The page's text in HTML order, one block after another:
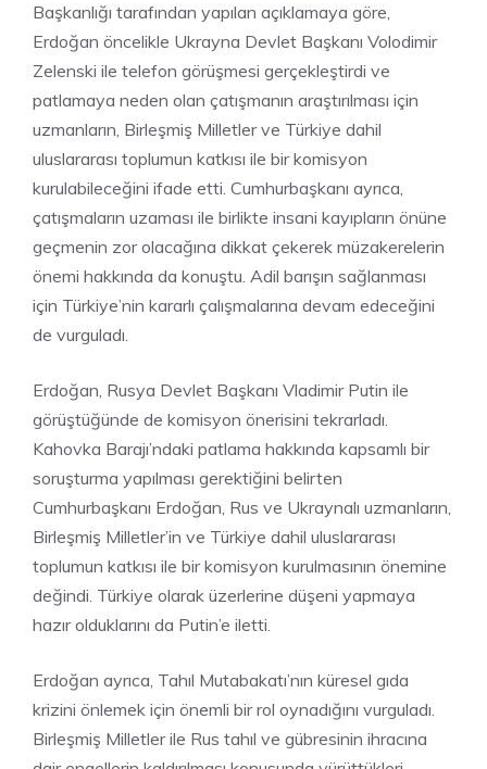
Başkanlığı tarafından yapılan açıklamaya göre,
Erdoğan öncelikle Ukrayna Devlet Başkanı Volodimir
Zelenski ile telefon görüşmesi gerçekleştirdi ve
patlamaya neden olan çatışmanın araştırılması için
uzmanların, Birleşmiş Milletler ve Türkiye dahil
uluslararası toplumun katkısı ile bir komisyon
kurulabileceğini ifade etti. Cumhurbaşkanı ayrıca,
çatışmaların uzaması ile birlikte insani kayıpların önüne
geçmenin zor olacağına dikkat çekerek müzakerelerin
önemi hakkında da konuştu. Adil barışın sağlanması
için Türkiye’nin kararlı çalışmalarına devam edeceğini
de vurguladı.
Erdoğan, Rusya Devlet Başkanı Vladimir Putin ile
görüştüğünde de komisyon önerisini tekrarladı.
Kahovka Barajı’ndaki patlama hakkında kapsamlı bir
soruşturma yapılması gerektiğini belirten
Cumhurbaşkanı Erdoğan, Rus ve Ukraynalı uzmanların,
Birleşmiş Milletler’in ve Türkiye dahil uluslararası
toplumun katkısı ile bir komisyon kurulmasının önemine
değindi. Türkiye olarak üzerlerine düşeni yapmaya
hazır olduklarını da Putin’e iletti.
Erdoğan ayrıca, Tahıl Mutabakatı’nın küresel gıda
krizini önlemek için önemli bir rol oynadığını vurguladı.
Birleşmiş Milletler ile Rus tahıl ve gübresinin ihracına